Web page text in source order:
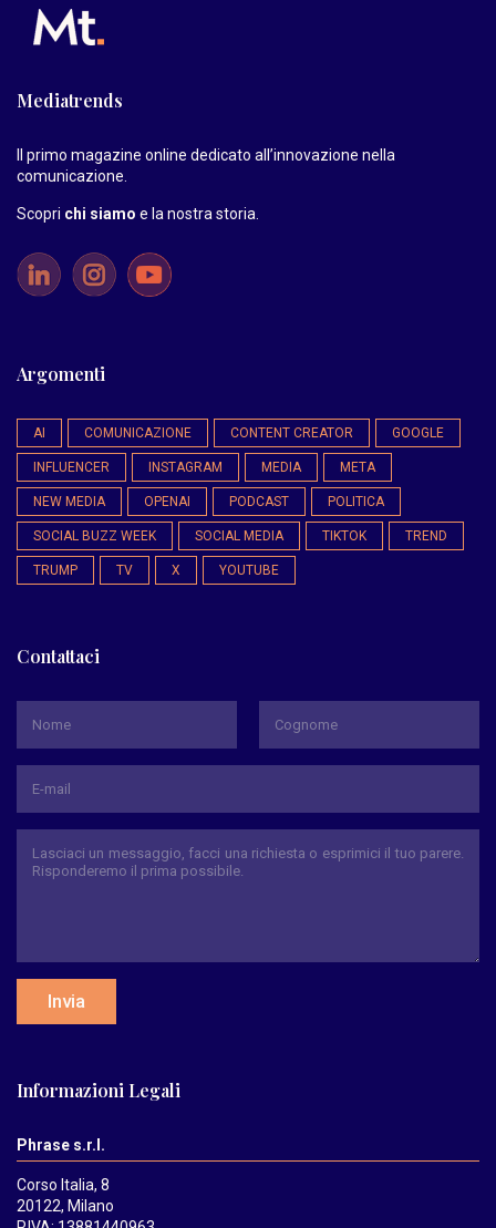
Mediatrends
Il primo magazine online dedicato all’innovazione nella
comunicazione.
Scopri chi siamo e la nostra storia
Argomenti
AI COMUNICAZIONE CONTENT CREATOR GOOGLE
INFLUENCER INSTAGRAM MEDIA META
NEW MEDIA OPENAI PODCAST POLITICA
SOCIAL BUZZ WEEK SOCIAL MEDIA TIKTOK TREND
TRUMP TV X YOUTUBE
Contattaci
Invia
Informazioni Legali
Phrase s.r.l.
Corso Italia, 8
20122, Milano